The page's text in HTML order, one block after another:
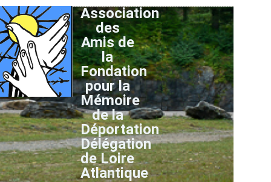
Association
des
Amis de
la
Fondation
pour la
Mémoire
de la
Déportation
Délégation
de Loire
Atlantique